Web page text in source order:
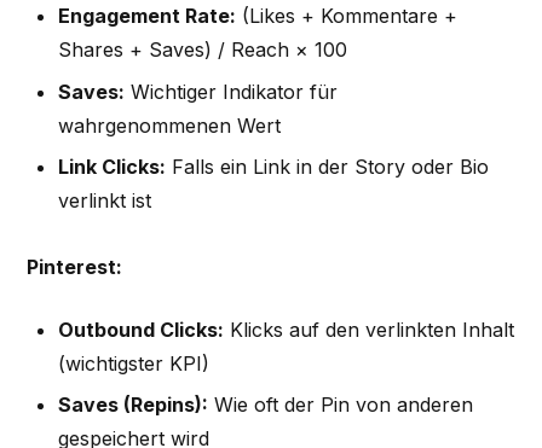
Engagement Rate: (Likes + Kommentare +
Shares + Saves) / Reach × 100
Saves: Wichtiger Indikator für
wahrgenommenen Wert
Link Clicks: Falls ein Link in der Story oder Bio
verlinkt ist
Pinterest:
Outbound Clicks: Klicks auf den verlinkten Inhalt
(wichtigster KPI)
Saves (Repins): Wie oft der Pin von anderen
gespeichert wird